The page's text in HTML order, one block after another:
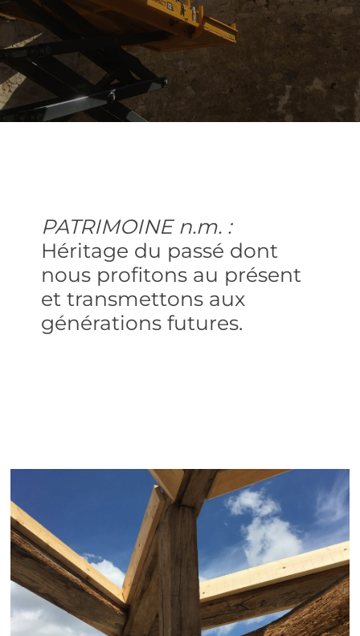
PATRIMOINE n.m. :
Héritage du passé dont
nous profitons au présent
et transmettons aux
générations futures.